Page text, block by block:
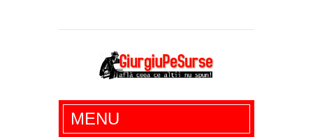
Giurgiu Pe Surse – actualitate giurgiu,
administratie giurgiu, stiri politice, social
MENU